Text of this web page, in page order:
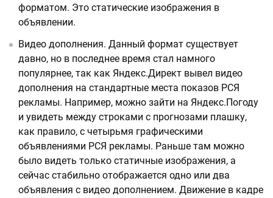
форматом. Это статические изображения в
объявлении.
Видео дополнения. Данный формат существует
давно, но в последнее время стал намного
популярнее, так как Яндекс.Директ вывел видео
дополнения на стандартные места показов РСЯ
рекламы. Например, можно зайти на Яндекс.Погоду
и увидеть между строками с прогнозами плашку,
как правило, с четырьмя графическими
объявлениями РСЯ рекламы. Раньше там можно
было видеть только статичные изображения, а
сейчас стабильно отображается одно или два
объявления с видео дополнением. Движение в кадре